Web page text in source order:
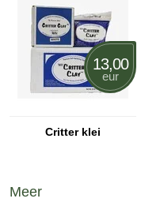
13,00
eur
Critter klei
Meer